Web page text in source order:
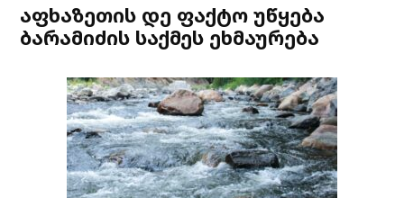
აფხაზეთის დე ფაქტო უწყება
ბარამიძის საქმეს ეხმაურება